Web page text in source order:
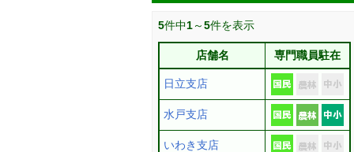
5件中1～5件を表示
店舗名 専門職員駐在
日立支店
水戸支店
いわき支店